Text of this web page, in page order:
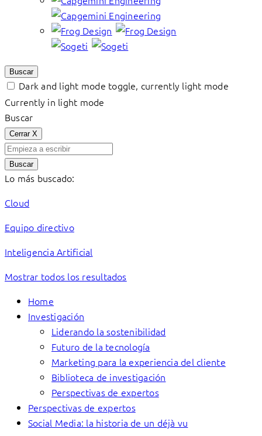
Buscar
Dark and light mode toggle, currently light mode
Currently in light mode
Buscar
Cerrar X
Buscar
Lo más buscado:
Cloud
Equipo directivo
Inteligencia Artificial
Mostrar todos los resultados
Home
Investigación
Liderando la sostenibilidad
Futuro de la tecnología
Marketing para la experiencia del cliente
Biblioteca de investigación
Perspectivas de expertos
Perspectivas de expertos
Social Media: la historia de un déjà vu